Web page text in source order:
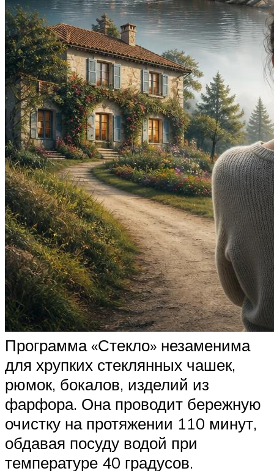
Программа «Стекло» незаменима
для хрупких стеклянных чашек,
рюмок, бокалов, изделий из
фарфора. Она проводит бережную
очистку на протяжении 110 минут,
обдавая посуду водой при
температуре 40 градусов.